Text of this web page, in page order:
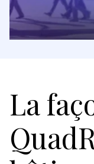
La